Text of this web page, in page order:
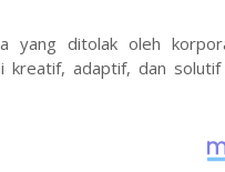
yang ditolak oleh
kreatif, adaptif, dan